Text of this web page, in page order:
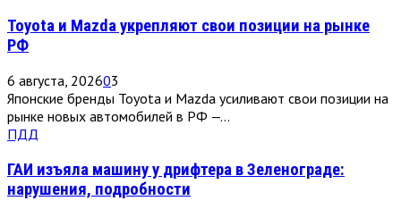
Toyota и Mazda укрепляют свои позиции на рынке
РФ
6 августа, 202603
Японские бренды Toyota и Mazda усиливают свои позиции на
рынке новых автомобилей в РФ —...
ПДД
ГАИ изъяла машину у дрифтера в Зеленограде:
нарушения, подробности